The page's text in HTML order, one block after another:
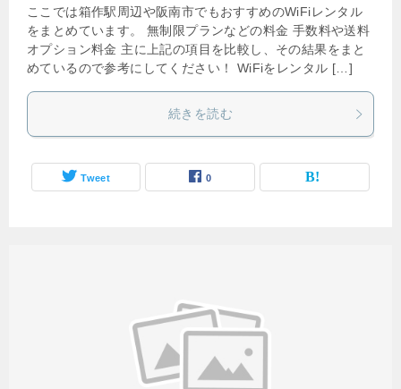
ここでは箱作駅周辺や阪南市でもおすすめのWiFiレンタル
をまとめています。 無制限プランなどの料金 手数料や送料
オプション料金 主に上記の項目を比較し、その結果をまと
めているので参考にしてください！ WiFiをレンタル […]
続きを読む
Tweet 0